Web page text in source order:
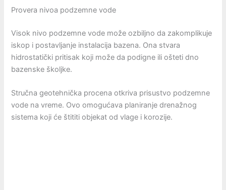
Provera nivoa podzemne vode
Visok nivo podzemne vode može ozbiljno da zakomplikuje
iskop i postavljanje instalacija bazena. Ona stvara
hidrostatički pritisak koji može da podigne ili ošteti dno
bazenske školjke.
Stručna geotehnička procena otkriva prisustvo podzemne
vode na vreme. Ovo omogućava planiranje drenažnog
sistema koji će štititi objekat od vlage i korozije.